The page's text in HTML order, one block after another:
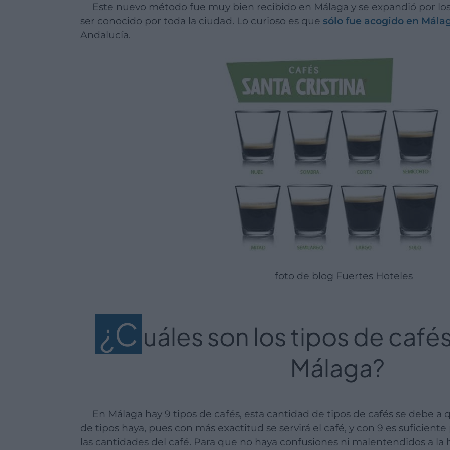
Este nuevo método fue muy bien recibido en Málaga y se expandió por los bares de la provincia hasta
ser conocido por toda la ciudad. Lo curioso es que sólo fue acogido en
Andalucía.
foto de blog Fuertes Hoteles
¿C uáles son los tipos de
Málaga?
En Málaga hay 9 tipos de cafés, esta cantidad de tipos de cafés se debe a que mientras mayor cantidad
de tipos haya, pues con más exactitud se servirá el café, y con 9 es
las cantidades del café. Para que no haya confusiones ni malentendidos a